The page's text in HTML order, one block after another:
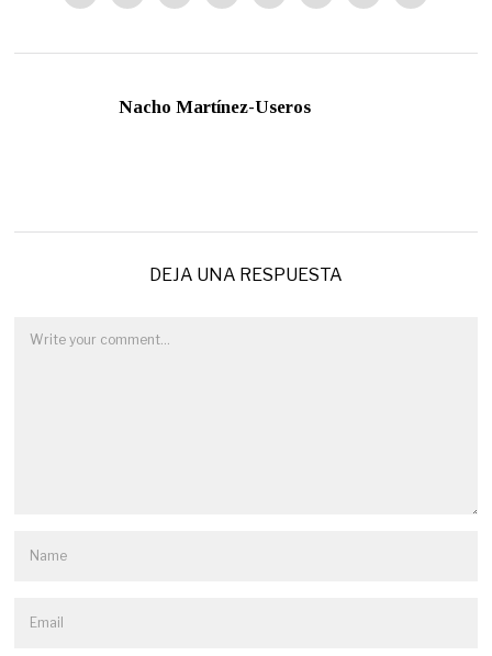
Nacho Martínez-Useros
DEJA UNA RESPUESTA